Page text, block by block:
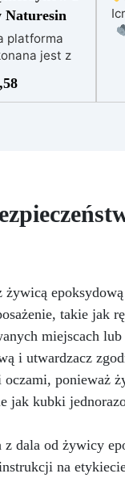
Naturesin
platforma
jest z
trwałość,
i gęste
intuicyjne
że
dla
Dodatkowo
struktura
hałas
środowisko.
DIY —
szybko i
jakość
żywicą
takie jak
miejscach
i utwardzacz
ponieważ
jak kubki
dala od żywicy
na